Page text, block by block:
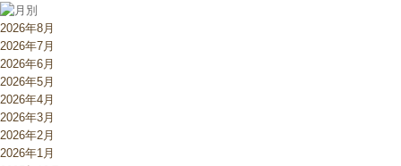
2026年8月
2026年7月
2026年6月
2026年5月
2026年4月
2026年3月
2026年2月
2026年1月